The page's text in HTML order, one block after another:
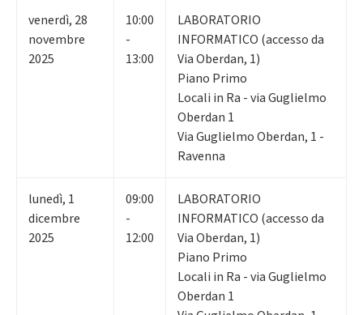
venerdì, 28
novembre
2025
10:00
-
13:00
LABORATORIO
INFORMATICO (accesso da
Via Oberdan, 1)
Piano Primo
Locali in Ra - via Guglielmo
Oberdan 1
Via Guglielmo Oberdan, 1 -
Ravenna
lunedì, 1
dicembre
2025
09:00
-
12:00
LABORATORIO
INFORMATICO (accesso da
Via Oberdan, 1)
Piano Primo
Locali in Ra - via Guglielmo
Oberdan 1